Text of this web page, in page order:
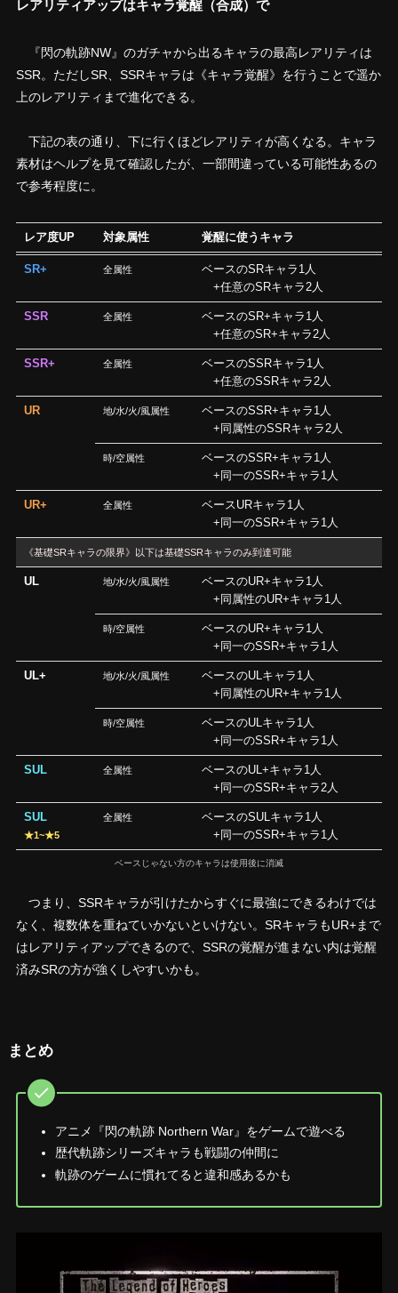
レアリティアップはキャラ覚醒（合成）で
『閃の軌跡NW』のガチャから出るキャラの最高レアリティは
SSR。ただしSR、SSRキャラは《キャラ覚醒》を行うことで遥か
上のレアリティまで進化できる。
下記の表の通り、下に行くほどレアリティが高くなる。キャラ
素材はヘルプを見て確認したが、一部間違っている可能性あるの
で参考程度に。
レア度UP 対象属性 覚醒に使うキャラ
SR+ 全属性
ベースのSRキャラ1人
+任意のSRキャラ2人
SSR 全属性
ベースのSR+キャラ1人
+任意のSR+キャラ2人
SSR+ 全属性
ベースのSSRキャラ1人
+任意のSSRキャラ2人
UR 地/水/火/風属性
ベースのSSR+キャラ1人
+同属性のSSRキャラ2人
時/空属性
ベースのSSR+キャラ1人
+同一のSSR+キャラ1人
UR+ 全属性
ベースURキャラ1人
+同一のSSR+キャラ1人
《基礎SRキャラの限界》以下は基礎SSRキャラのみ到達可能
UL 地/水/火/風属性
ベースのUR+キャラ1人
+同属性のUR+キャラ1人
時/空属性
ベースのUR+キャラ1人
+同一のSSR+キャラ1人
UL+ 地/水/火/風属性
ベースのULキャラ1人
+同属性のUR+キャラ1人
時/空属性
ベースのULキャラ1人
+同一のSSR+キャラ1人
SUL 全属性
ベースのUL+キャラ1人
+同一のSSR+キャラ2人
SUL
★1~★5
全属性
ベースのSULキャラ1人
+同一のSSR+キャラ1人
ベースじゃない方のキャラは使用後に消滅
つまり、SSRキャラが引けたからすぐに最強にできるわけでは
なく、複数体を重ねていかないといけない。SRキャラもUR+まで
はレアリティアップできるので、SSRの覚醒が進まない内は覚醒
済みSRの方が強くしやすいかも。
まとめ
アニメ『閃の軌跡 Northern War』をゲームで遊べる
歴代軌跡シリーズキャラも戦闘の仲間に
軌跡のゲームに慣れてると違和感あるかも